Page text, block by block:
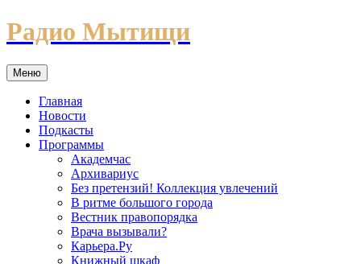
Перейти
к
Радио Мытищи
Меню
Главная
Новости
Подкасты
Программы
Академчас
Архивариус
Без претензий! Коллекция увлечений
В ритме большого города
Вестник правопорядка
Врача вызывали?
Карьера.Ру
Книжный шкаф